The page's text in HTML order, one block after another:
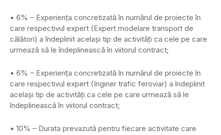
• 6% – Experiența concretizată în numărul de proiecte în
care respectivul expert (Expert modelare transport de
călători) a îndeplinit același tip de activități ca cele pe care
urmează să le îndeplinească în viitorul contract;
• 6% – Experiența concretizată în numărul de proiecte în
care respectivul expert (Inginer trafic feroviar) a îndeplinit
același tip de activități ca cele pe care urmează să le
îndeplinească în viitorul contract;
• 10% – Durata prevazută pentru fiecare activitate care